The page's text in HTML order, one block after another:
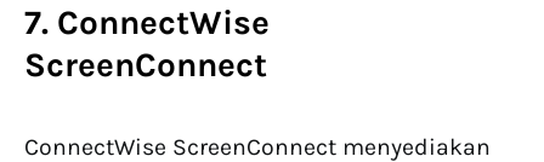
7. ConnectWise
ScreenConnect
ConnectWise ScreenConnect menyediakan